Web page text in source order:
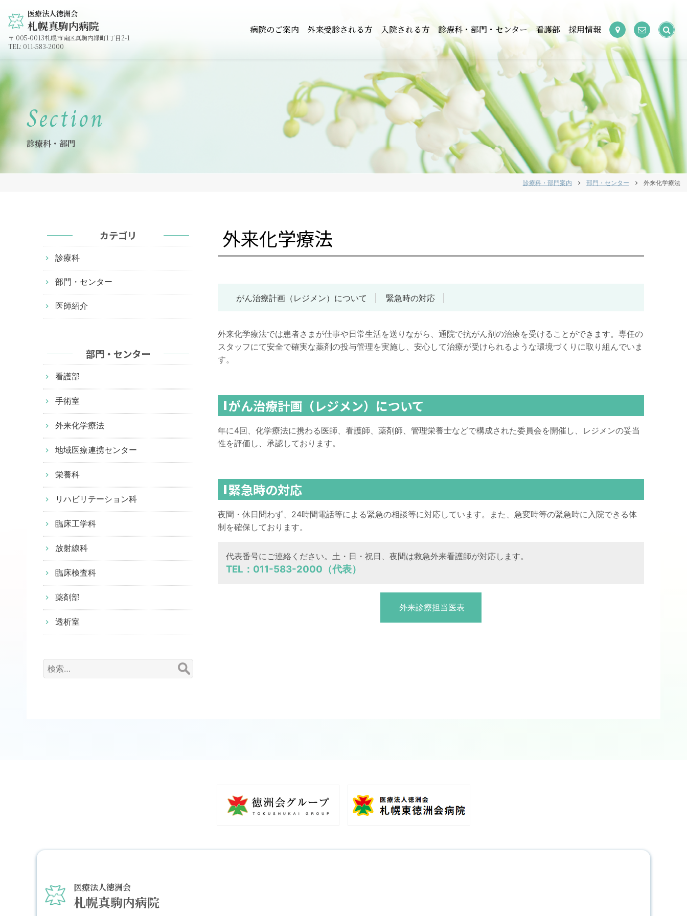
医療法人徳洲会
札幌真駒内病院
005-0013札幌市南区真駒内緑町1丁目2-1
011-583-2000
病院のご案内 外来受診される方 入院される方 診療科・部門・センター 看護部 採用情報
検
索:
診療科・部門
Section
診療科・部門案内 chevron_right 部門・センター chevron_right 外来化学療法
外来化学療法
がん治療計画（レジメン）について 緊急時の対応
外来化学療法では患者さまが仕事や日常生活を送りながら、通院で抗がん剤の治療を受けることができます。専任の
スタッフにて安全で確実な薬剤の投与管理を実施し、安心して治療が受けられるような環境づくりに取り組んでいま
す。
がん治療計画（レジメン）について
年に4回、化学療法に携わる医師、看護師、薬剤師、管理栄養士などで構成された委員会を開催し、レジメンの妥当
性を評価し、承認しております。
緊急時の対応
夜間・休日問わず、24時間電話等による緊急の相談等に対応しています。また、急変時等の緊急時に入院できる体
制を確保しております。
代表番号にご連絡ください。土・日・祝日、夜間は救急外来看護師が対応します。
TEL ： 011-583-2000 （代表）
外来診療担当医表
カテゴリ
診療科
部門・センター
医師紹介
部門・センター
看護部
手術室
外来化学療法
地域医療連携センター
栄養科
リハビリテーション科
臨床工学科
放射線科
臨床検査科
薬剤部
透析室
検
索:
医療法人徳洲会
札幌真駒内病院